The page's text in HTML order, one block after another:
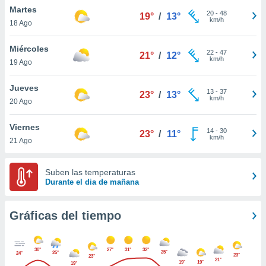
abono
únicos
similares
este sitio
IP
de
traten tus
a lo que
Para
Martes
18 Ago
19° / 13° 20- 48
km/h
Miércoles
19 Ago
21° / 12° 22- 47
km/h
Jueves
20 Ago
23° / 13° 13- 37
km/h
Viernes
21 Ago
23° / 11° 14- 30
km/h
Suben las temperaturas
Durante el dia de mañana
Gráficas del tiempo
24°
30°
25°
19°
23°
27° 31° 32°
25°
19°
19° 21°
23°